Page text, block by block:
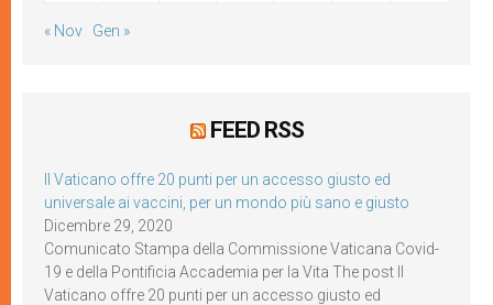
« Nov Gen »
FEED RSS
Il Vaticano offre 20 punti per un accesso giusto ed
universale ai vaccini, per un mondo più sano e giusto
Dicembre 29, 2020
Comunicato Stampa della Commissione Vaticana Covid-
19 e della Pontificia Accademia per la Vita The post Il
Vaticano offre 20 punti per un accesso giusto ed